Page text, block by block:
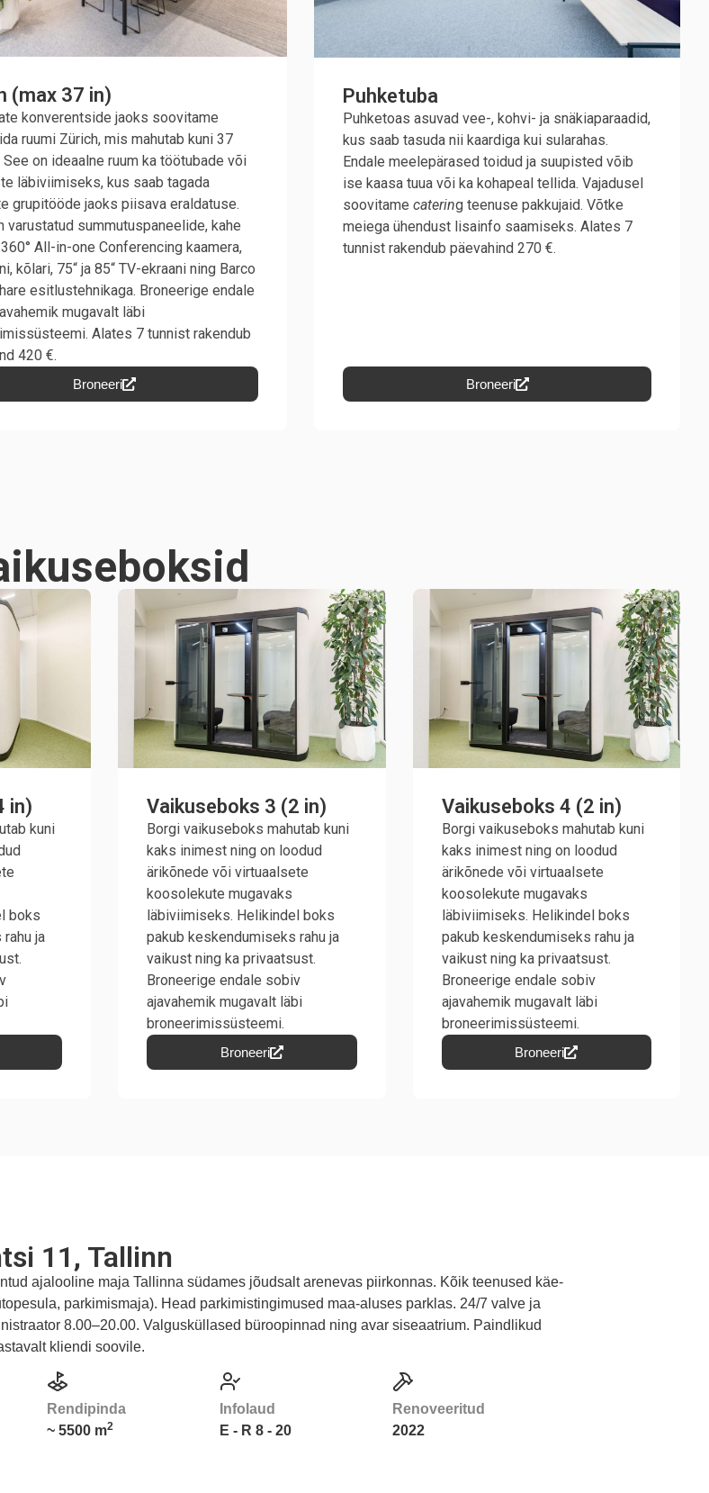
(max 37 in)
konverentside jaoks soovitame
ruumi Zürich, mis mahutab kuni 37
on ideaalne ruum ka töötubade või
läbiviimiseks, kus saab tagada
grupitööde jaoks piisava eraldatuse.
varustatud summutuspaneelide, kahe
360° All-in-one Conferencing kaamera,
kõlari, 75“ ja 85“ TV-ekraani ning Barco
esitlustehnikaga. Broneerige endale
mugavalt läbi
Alates 7 tunnist rakendub
420 €.
Broneeri
Puhketuba
Puhketoas asuvad vee-, kohvi- ja snäkiaparaadid,
kus saab tasuda nii kaardiga kui sularahas.
Endale meelepärased toidud ja suupisted võib
ise kaasa tuua või ka kohapeal tellida. Vajadusel
soovitamecatering teenuse pakkujaid. Võtke
meiega ühendust lisainfo saamiseks. Alates 7
tunnist rakendub päevahind 270 €.
Broneeri
in)
kuni
boks
ja
Vaikuseboks 3 (2 in)
Borgi vaikuseboks mahutab kuni
kaks inimest ning on loodud
ärikõnede või virtuaalsete
koosolekute mugavaks
läbiviimiseks. Helikindel boks
pakub keskendumiseks rahu ja
vaikust ning ka privaatsust.
Broneerige endale sobiv
ajavahemik mugavalt läbi
broneerimissüsteemi.
Broneeri
Vaikuseboks 4 (2 in)
Borgi vaikuseboks mahutab kuni
kaks inimest ning on loodud
ärikõnede või virtuaalsete
koosolekute mugavaks
läbiviimiseks. Helikindel boks
pakub keskendumiseks rahu ja
vaikust ning ka privaatsust.
Broneerige endale sobiv
ajavahemik mugavalt läbi
broneerimissüsteemi.
Broneeri
11, Tallinn
ajalooline maja Tallinna südames jõudsalt arenevas piirkonnas. Kõik teenused käe-
parkimismaja). Head parkimistingimused maa-aluses parklas. 24/7 valve ja
8.00–20.00. Valgusküllased büroopinnad ning avar siseaatrium. Paindlikud
kliendi soovile.
Rendipinda
~ 5500 m2
Infolaud
E - R 8 - 20
Renoveeritud
2022